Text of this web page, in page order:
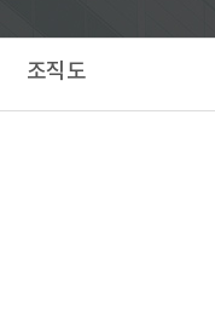
조직도